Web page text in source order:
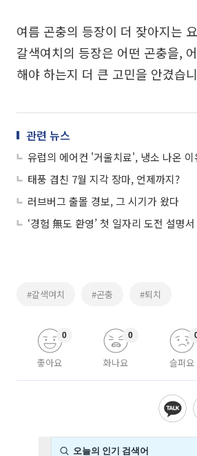
여름 곤충의 등장이 더 잦아지는
갈색여치의 등장은 어떤 곤충을,
해야 하는지 더 큰 고민을 안겼습
관련 뉴스
유럽의 에어컨 '거울치료', 냉소 나온 이
태풍 겹친 7월 지각 장마, 언제까지?
러브버그 출몰 경보, 그 시기가 왔다
‘경험 無도 환영’ 첫 일자리 도전 설명서
#갈색여치 #곤충 #퇴치
좋아요
0
화나요
0
슬퍼요